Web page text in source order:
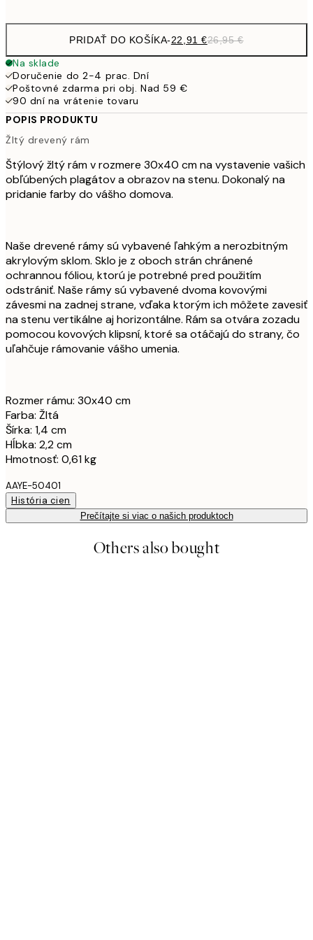
PRIDAŤ DO KOŠÍKA-22,91 €26,95 €
Na sklade
Doručenie do 2-4 prac. Dní
Poštovné zdarma pri obj. Nad 59 €
90 dní na vrátenie tovaru
POPIS PRODUKTU
Žltý drevený rám
Štýlový žltý rám v rozmere 30x40 cm na vystavenie vašich
obľúbených plagátov a obrazov na stenu. Dokonalý na
pridanie farby do vášho domova.
Naše drevené rámy sú vybavené ľahkým a nerozbitným
akrylovým sklom. Sklo je z oboch strán chránené
ochrannou fóliou, ktorú je potrebné pred použitím
odstrániť. Naše rámy sú vybavené dvoma kovovými
závesmi na zadnej strane, vďaka ktorým ich môžete zavesiť
na stenu vertikálne aj horizontálne. Rám sa otvára zozadu
pomocou kovových klipsní, ktoré sa otáčajú do strany, čo
uľahčuje rámovanie vášho umenia.
Rozmer rámu: 30x40 cm
Farba: Žltá
Šírka: 1,4 cm
Hĺbka: 2,2 cm
Hmotnosť: 0,61 kg
AAYE-50401
História cien
Prečítajte si viac o našich produktoch
Others also bought